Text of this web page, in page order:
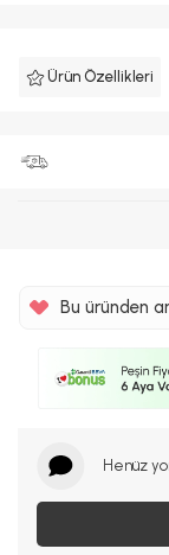
Ürün Özellikleri
Bu üründen
Henüz